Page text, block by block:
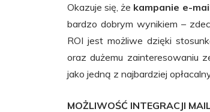
Okazuje się, że kampanie e-
bardzo dobrym wynikiem –
ROI jest możliwe dzięki
oraz dużemu zainteresowaniu
jako jedną z najbardziej
MOŻLIWOŚĆ INTEGRACJI